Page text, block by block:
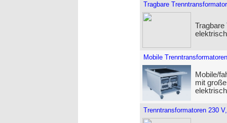
Tragbare
Tragbare
Mobile
Mobile/
mit
Trenntransformatoren 230